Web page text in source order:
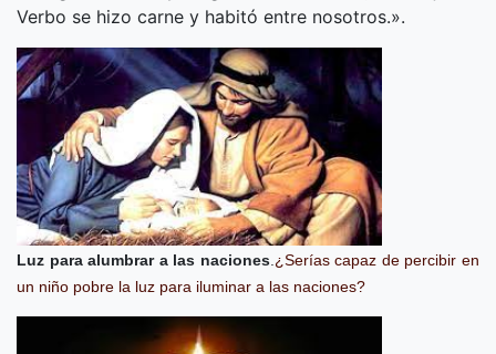
Verbo se hizo carne y habitó entre nosotros.».
Luz para alumbrar a las naciones. ¿Serías capaz de percibir en
un niño pobre la luz para iluminar a las naciones?